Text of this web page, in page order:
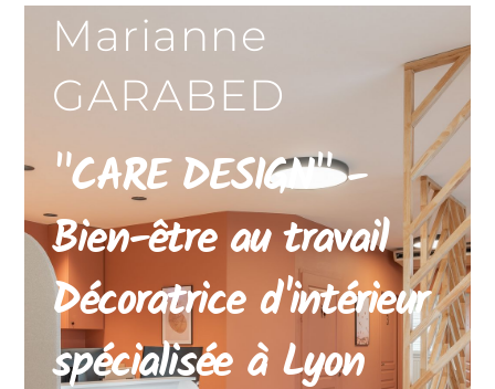
Marianne
GARABED
"CARE DESIGN" -
Bien-être au travail
Décoratrice d'intérieur
spécialisée à Lyon